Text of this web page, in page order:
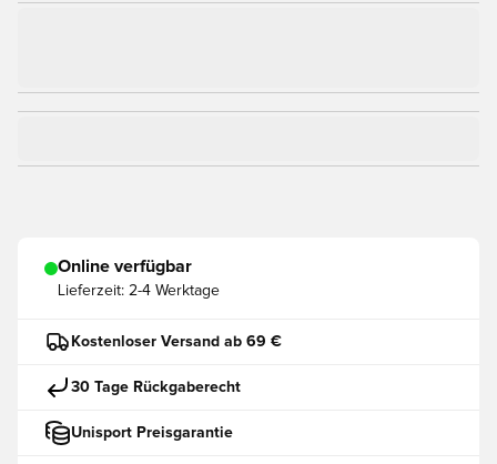
Online verfügbar
Lieferzeit: 2-4 Werktage
Kostenloser Versand ab 69 €
30 Tage Rückgaberecht
Unisport Preisgarantie